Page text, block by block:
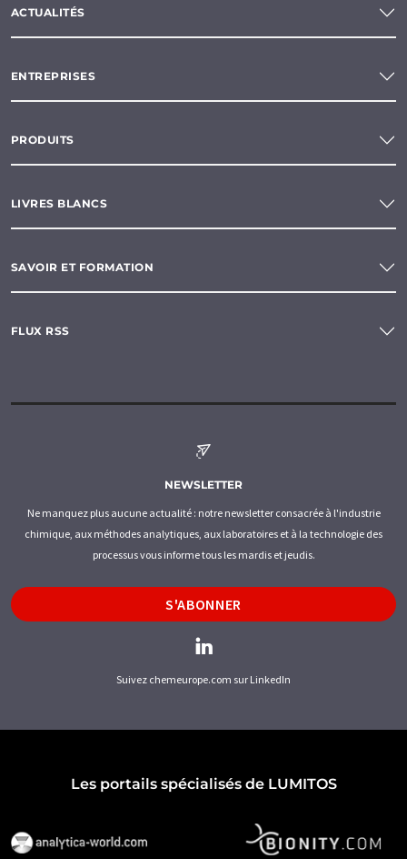
ACTUALITÉS
ENTREPRISES
PRODUITS
LIVRES BLANCS
SAVOIR ET FORMATION
FLUX RSS
NEWSLETTER
Ne manquez plus aucune actualité : notre newsletter consacrée à l'industrie
chimique, aux méthodes analytiques, aux laboratoires et à la technologie des
processus vous informe tous les mardis et jeudis.
S'ABONNER
Suivez chemeurope.com sur LinkedIn
Les portails spécialisés de LUMITOS